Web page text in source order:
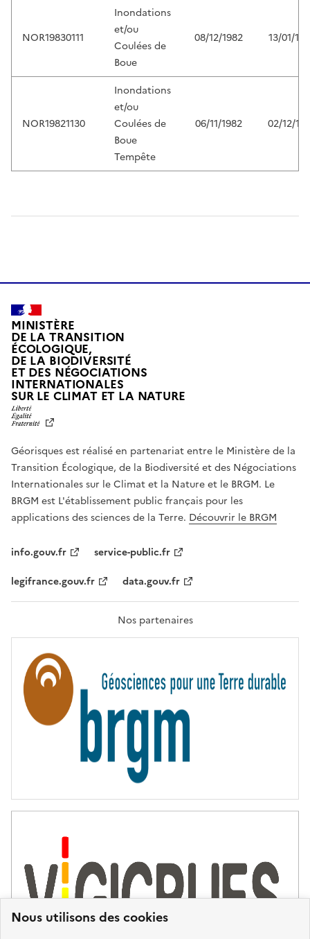
Nous utilisons des cookies
NOR19830111
Inondations
et/ou
Coulées de
Boue
08/12/1982 13/01/
NOR19821130
Inondations
et/ou
Coulées de
Boue
Tempête
06/11/1982 02/12/
MINISTÈRE
DE LA TRANSITION
ÉCOLOGIQUE,
DE LA BIODIVERSITÉ
ET DES NÉGOCIATIONS
INTERNATIONALES
SUR LE CLIMAT ET LA NATUREL
T
É
,
É
G
A
L
F
A
T
R
T
É
Géorisques est réalisé en partenariat entre le Ministère de la
Transition Écologique, de la Biodiversité et des Négociations
Internationales sur le Climat et la Nature et le BRGM. Le
BRGM est L'établissement public français pour les
applications des sciences de la Terre. Découvrir le BRGM
info.gouv.fr
service-public.fr
legifrance.gouv.fr
data.gouv.fr
Nos partenaires